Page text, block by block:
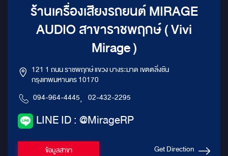
ร้านเครื่องเสียงรถยนต์ MIRAGE
AUDIO สาขาราชพฤกษ์ ( Vivi
Mirage )
121 1 ถนน ราชพฤกษ์ แขวง บางระมาด เขตตลิ่งชัน
กรุงเทพมหานคร 10170
094-964-4445, 02-432-2295
LINE ID : @MirageRP
ข้อมูลสาขา Get Direction